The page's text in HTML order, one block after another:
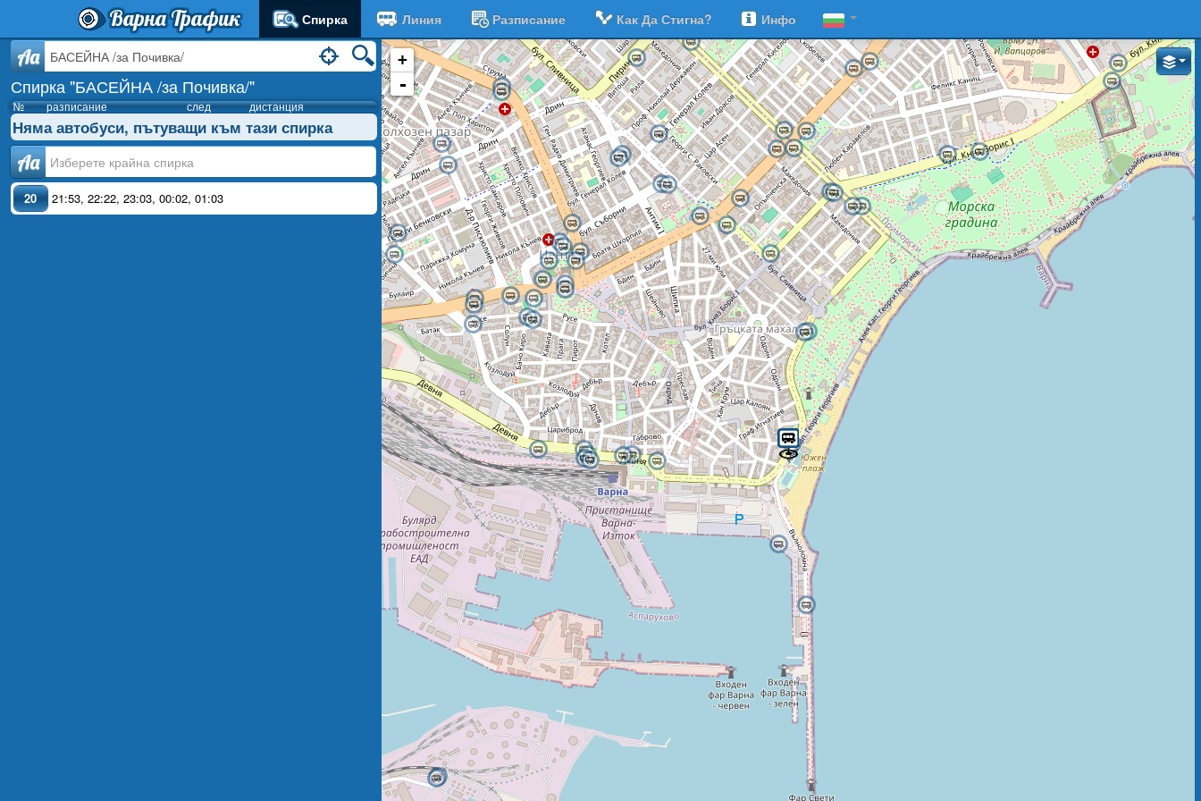
Варна Трафик Спирка Линия Разписание Как Да Стигна? Инфо
Aa
Спирка "БАСЕЙНА /за Почивка/"
№ разписание след дистанция
Няма автобуси, пътуващи към тази спирка
Аа
20 21:53, 22:22, 23:03, 00:02, 01:03
+
-